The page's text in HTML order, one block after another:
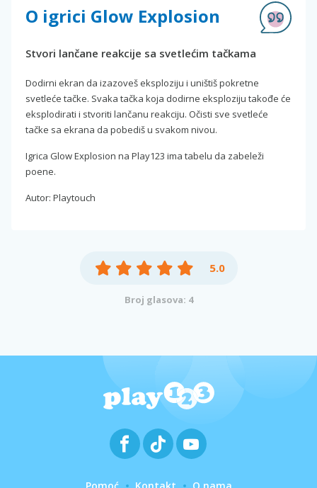
O igrici Glow Explosion
Stvori lančane reakcije sa svetlećim tačkama
Dodirni ekran da izazoveš eksploziju i uništiš pokretne
svetleće tačke. Svaka tačka koja dodirne eksploziju takođe će
eksplodirati i stvoriti lančanu reakciju. Očisti sve svetleće
tačke sa ekrana da pobediš u svakom nivou.
Igrica Glow Explosion na Play123 ima tabelu da zabeleži
poene.
Autor: Playtouch
5.0
Broj glasova: 4